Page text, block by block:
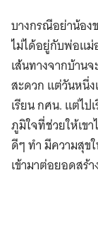
บางกรณีอย่าน้อง
ไม่ได้อยู่กับพ่อแม่
เส้นทางจากบ้าน
สะดวก แต่วันหนึ่ง
เรียน กศน. แต่ไป
ภูมิใจที่ช่วยให้เข
ดีๆ ทำ มีความสุข
เข้ามาต่อยอดสร้